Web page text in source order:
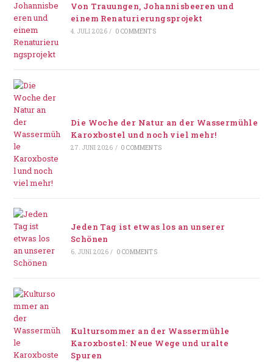
Von Trauungen, Johannisbeeren und
einem Renaturierungsprojekt
4. JULI 2026 / 0 COMMENTS
Die Woche der Natur an der Wassermühle
Karoxbostel und noch viel mehr!
27. JUNI 2026 / 0 COMMENTS
Jeden Tag ist etwas los an unserer
Schönen
6. JUNI 2026 / 0 COMMENTS
Kultursommer an der Wassermühle
Karoxbostel: Neue Wege und uralte
Spuren